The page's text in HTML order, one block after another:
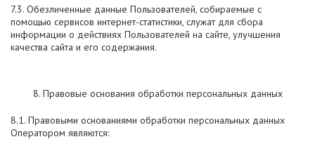
7.3. Обезличенные данные Пользователей, собираемые с
помощью сервисов интернет-статистики, служат для сбора
информации о действиях Пользователей на сайте, улучшения
качества сайта и его содержания.
8. Правовые основания обработки персональных данных
8.1. Правовыми основаниями обработки персональных данных
Оператором являются: